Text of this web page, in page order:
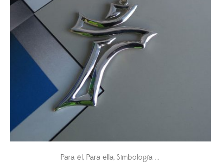
Para él, Para ella, Simbología Del Alma